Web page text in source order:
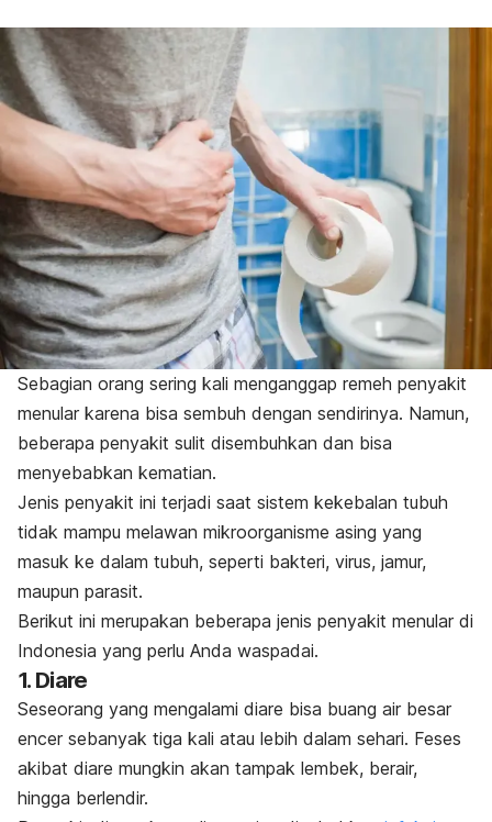
Sebagian orang sering kali menganggap remeh penyakit
menular karena bisa sembuh dengan sendirinya. Namun,
beberapa penyakit sulit disembuhkan dan bisa
menyebabkan kematian.
Jenis penyakit ini terjadi saat sistem kekebalan tubuh
tidak mampu melawan mikroorganisme asing yang
masuk ke dalam tubuh, seperti bakteri, virus, jamur,
maupun parasit.
Berikut ini merupakan beberapa jenis penyakit menular di
Indonesia yang perlu Anda waspadai.
1. Diare
Seseorang yang mengalami diare bisa buang air besar
encer sebanyak tiga kali atau lebih dalam sehari. Feses
akibat diare mungkin akan tampak lembek, berair,
hingga berlendir.